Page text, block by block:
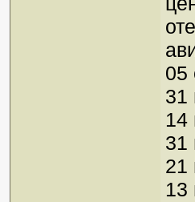
05
31
14
31
21
13